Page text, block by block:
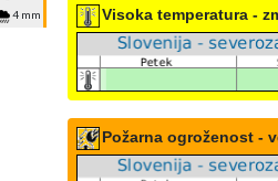
4 mm Visoka temperatura -
Požarna ogroženost -